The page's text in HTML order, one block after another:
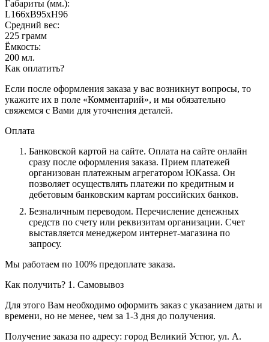
Габариты (мм.):
L166хB95хH96
Средний вес:
225 грамм
Ёмкость:
200 мл.
Как оплатить?
Если после оформления заказа у вас возникнут вопросы, то
укажите их в поле «Комментарий», и мы обязательно
свяжемся с Вами для уточнения деталей.
Оплата
Банковской картой на сайте. Оплата на сайте онлайн
сразу после оформления заказа. Прием платежей
организован платежным агрегатором ЮKassa. Он
позволяет осуществлять платежи по кредитным и
дебетовым банковским картам российских банков.
Безналичным переводом. Перечисление денежных
средств по счету или реквизитам организации. Счет
выставляется менеджером интернет-магазина по
запросу.
Мы работаем по 100% предоплате заказа.
Как получить? 1. Самовывоз
Для этого Вам необходимо оформить заказ с указанием даты и
времени, но не менее, чем за 1-3 дня до получения.
Получение заказа по адресу: город Великий Устюг, ул. А.